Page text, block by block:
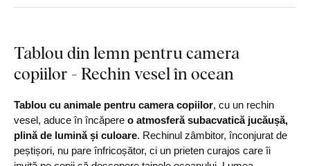
Tablou din lemn pentru camera
copiilor - Rechin vesel în ocean
Tablou cu animale pentru camera copiilor, cu un rechin
vesel, aduce în încăpere o atmosferă subacvatică jucăușă,
plină de lumină și culoare. Rechinul zâmbitor, înconjurat de
peștișori, nu pare înfricoșător, ci un prieten curajos care îi